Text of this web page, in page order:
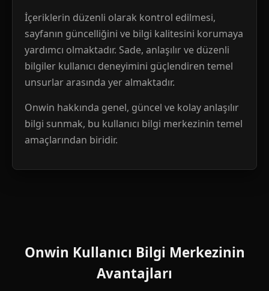
İçeriklerin düzenli olarak kontrol edilmesi,
sayfanın güncelliğini ve bilgi kalitesini korumaya
yardımcı olmaktadır. Sade, anlaşılır ve düzenli
bilgiler kullanıcı deneyimini güçlendiren temel
unsurlar arasında yer almaktadır.
Onwin hakkında genel, güncel ve kolay anlaşılır
bilgi sunmak, bu kullanıcı bilgi merkezinin temel
amaçlarından biridir.
Onwin Kullanıcı Bilgi Merkezinin
Avantajları